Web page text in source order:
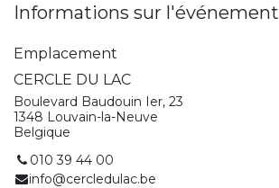
Informations sur l'événement
Emplacement
CERCLE DU LAC
Boulevard Baudouin Ier, 23
1348 Louvain-la-Neuve
Belgique
010 39 44 00
info@cercledulac.be